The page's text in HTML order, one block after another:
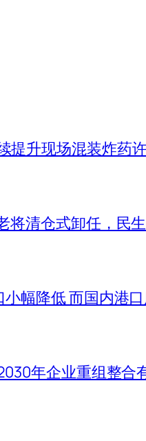
提升现场混装炸药
将清仓式卸任，民
幅降低 而国内港
年企业重组整合